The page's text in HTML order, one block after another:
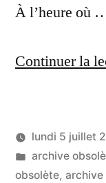
À l’heure où
Continuer la
Publié
par
LucL
lundi 5 juillet
Publié
dans
archive
obsolète, archive